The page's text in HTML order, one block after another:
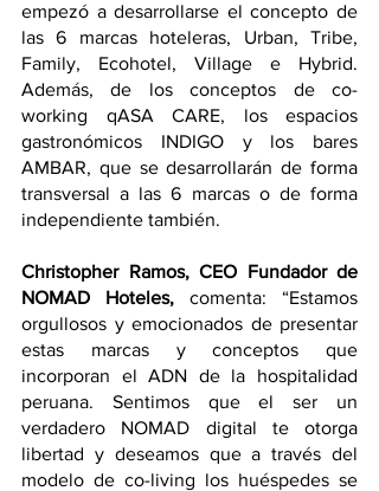
empezó a desarrollarse el concepto de
las 6 marcas hoteleras, Urban, Tribe,
Family, Ecohotel, Village e Hybrid.
Además, de los conceptos de co-
working qASA CARE, los espacios
gastronómicos INDIGO y los bares
AMBAR, que se desarrollarán de forma
transversal a las 6 marcas o de forma
independiente también.
Christopher Ramos, CEO Fundador de
NOMAD Hoteles, comenta: “Estamos
orgullosos y emocionados de presentar
estas marcas y conceptos que
incorporan el ADN de la hospitalidad
peruana. Sentimos que el ser un
verdadero NOMAD digital te otorga
libertad y deseamos que a través del
modelo de co-living los huéspedes se